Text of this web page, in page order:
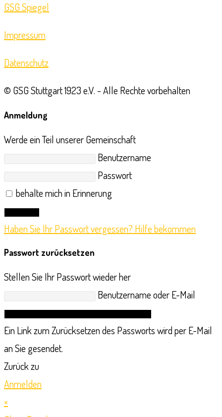
GSG Spiegel
Impressum
Datenschutz
© GSG Stuttgart 1923 e.V. - Alle Rechte vorbehalten
Anmeldung
Werde ein Teil unserer Gemeinschaft
Benutzername
Passwort
behalte mich in Erinnerung
Haben Sie Ihr Passwort vergessen? Hilfe bekommen
Passwort zurücksetzen
Stellen Sie Ihr Passwort wieder her
Benutzername oder E-Mail
Ein Link zum Zurücksetzen des Passworts wird per E-Mail
an Sie gesendet.
Zurück zu
Anmelden
×